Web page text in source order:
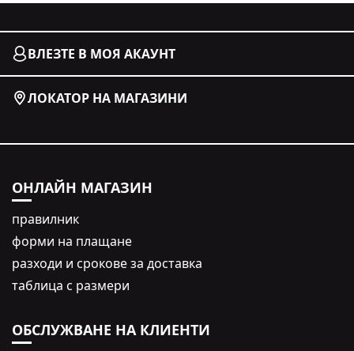
ВЛЕЗТЕ В МОЯ АКАУНТ
ЛОКАТОР НА МАГАЗИНИ
ОНЛАЙН МАГАЗИН
правилник
форми на плащане
разходи и срокове за доставка
таблица с размери
ОБСЛУЖВАНЕ НА КЛИЕНТИ